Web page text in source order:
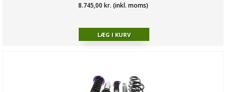
8.745,00 kr. (inkl. moms)